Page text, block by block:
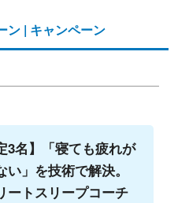
ン | キャンペーン
3名】「寝ても疲れが
い」を技術で解決。
ートスリープコーチ